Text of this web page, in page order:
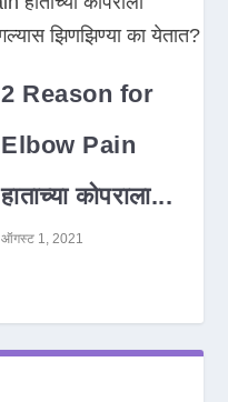
2 Reason for
Elbow Pain
हाताच्या कोपराला...
ऑगस्ट 1, 2021